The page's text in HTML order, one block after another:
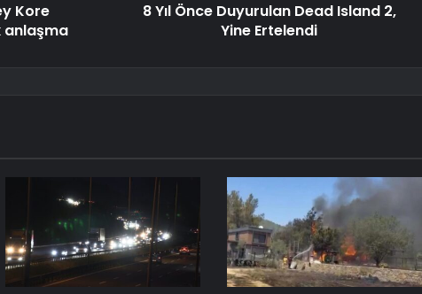
Kore
anlaşma
8 Yıl Önce Duyurulan Dead Island 2,
Yine Ertelendi